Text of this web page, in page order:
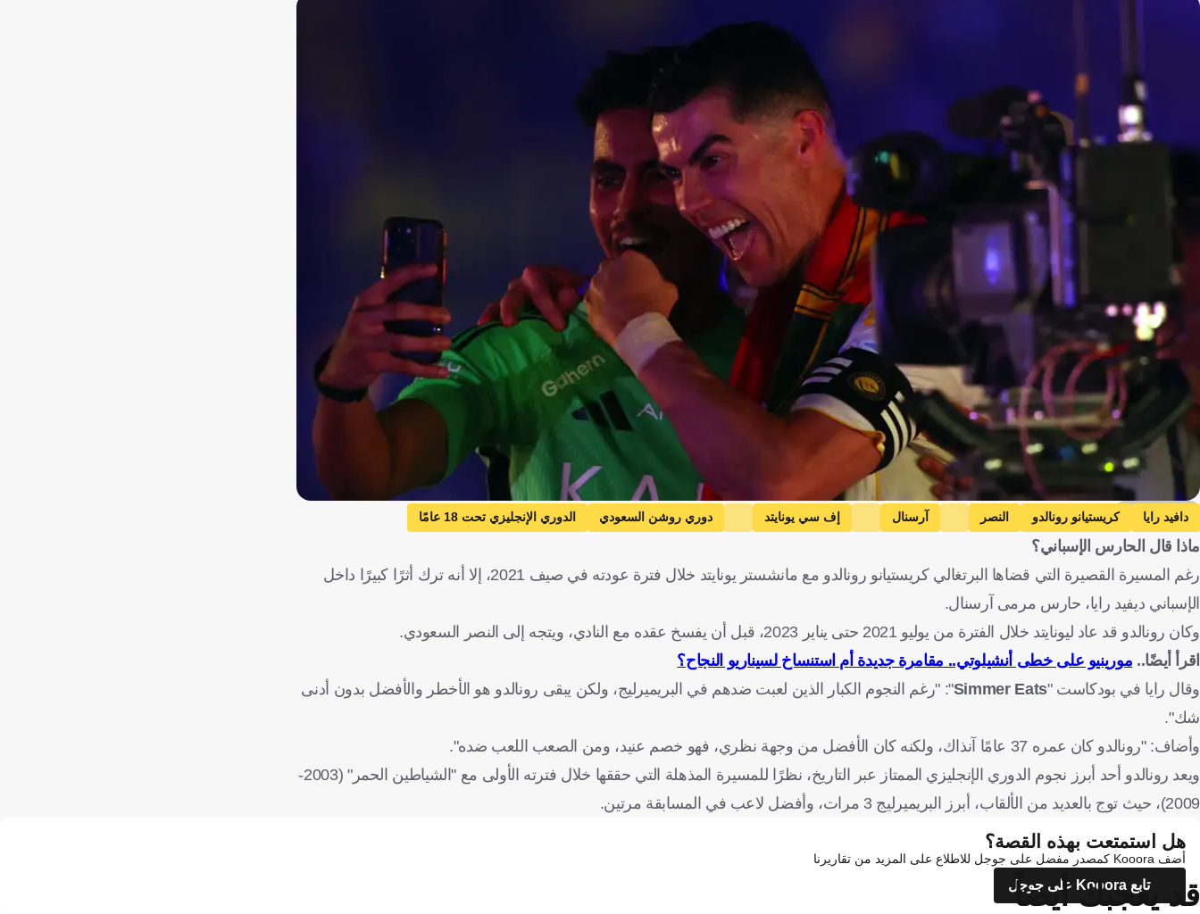
Getty Images
دافيد رايا كريستيانو رونالدو النصر آرسنال إف سي يونايتد دوري روشن السعودي
الدوري الإنجليزي تحت 18 عامًا
الدوري الإنجليزي الممتاز
إسبانياماذا قال الحارس الإسباني؟
رغم المسيرة القصيرة التي قضاها البرتغالي كريستيانو رونالدو مع مانشستر يونايتد خلال فترة عودته في صيف 2021، إلا أنه ترك أثرًا كبيرًا داخل
الإسباني ديفيد رايا، حارس مرمى آرسنال.
وكان رونالدو قد عاد ليونايتد خلال الفترة من يوليو 2021 حتى يناير 2023، قبل أن يفسخ عقده مع النادي، ويتجه إلى النصر السعودي.
اقرأ أيضًا.. مورينيو على خطى أنشيلوتي.. مقامرة جديدة أم استنساخ لسيناريو النجاح؟
وقال رايا في بودكاست "Simmer Eats": "رغم النجوم الكبار الذين لعبت ضدهم في البريميرليج، ولكن يبقى رونالدو هو الأخطر والأفضل بدون أدنى
شك".
وأضاف: "رونالدو كان عمره 37 عامًا آنذاك، ولكنه كان الأفضل من وجهة نظري، فهو خصم عنيد، ومن الصعب اللعب ضده".
ويعد رونالدو أحد أبرز نجوم الدوري الإنجليزي الممتاز عبر التاريخ، نظرًا للمسيرة المذهلة التي حققها خلال فترته الأولى مع "الشياطين الحمر" (2003-
2009)، حيث توج بالعديد من الألقاب، أبرز البريميرليج 3 مرات، وأفضل لاعب في المسابقة مرتين.
هل استمتعت بهذه القصة؟
أضف Kooora كمصدر مفضل على جوجل للاطلاع على المزيد من تقاريرنا
تابع Kooora على جوجل
قد يعجبك أيضاً